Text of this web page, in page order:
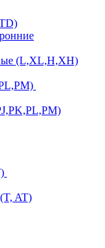
(L,XL,H,XH)
AT)